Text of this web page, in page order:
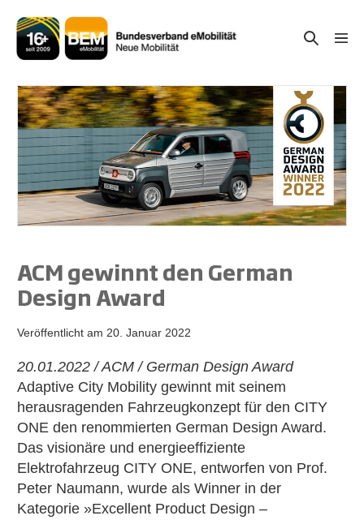
Inhalt
springen
Suche-
ACM gewinnt den German
Design Award
Veröffentlicht am 20. Januar 2022
20.01.2022 / ACM / German Design Award
Adaptive City Mobility gewinnt mit seinem
herausragenden Fahrzeugkonzept für den CITY
ONE den renommierten German Design Award.
Das visionäre und energieeffiziente
Elektrofahrzeug CITY ONE, entworfen von Prof.
Peter Naumann, wurde als Winner in der
Kategorie »Excellent Product Design –